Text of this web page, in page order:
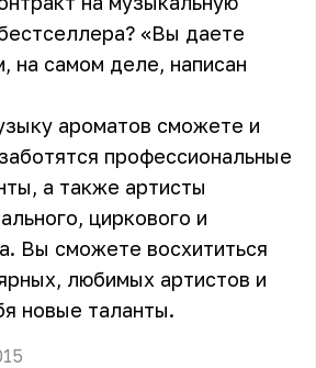
«Вы даете
на самом деле, написан
ароматов сможете и
профессиональные
а также артисты
циркового и
Вы сможете восхититься
любимых артистов и
новые таланты.